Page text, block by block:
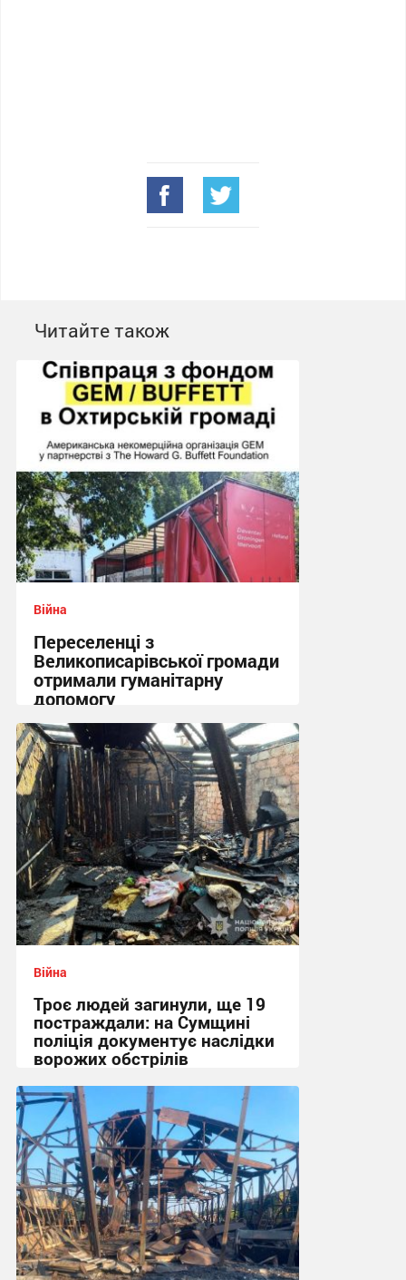
Читайте також
Війна
Переселенці з
Великописарівської громади
отримали гуманітарну
допомогу
14:53 сьогодні
Війна
Троє людей загинули, ще 19
постраждали: на Сумщині
поліція документує наслідки
ворожих обстрілів
08:48 сьогодні